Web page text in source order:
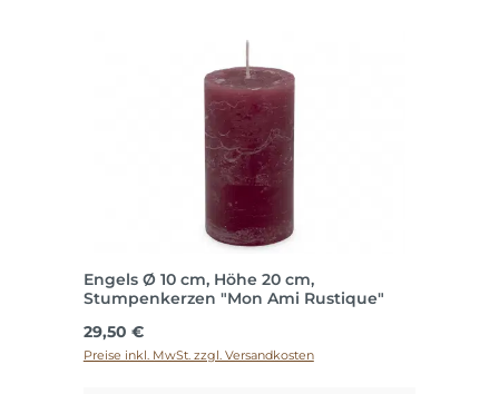
Engels Ø 10 cm, Höhe 20 cm,
Stumpenkerzen "Mon Ami Rustique"
Regulärer Preis:
29,50 €
Preise inkl. MwSt. zzgl. Versandkosten